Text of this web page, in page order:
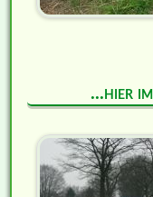
...hier